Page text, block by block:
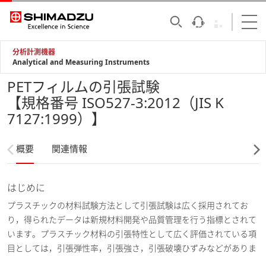
分析計測機器
Analytical and Measuring Instruments
PETフィルムの引張試験
【規格番号 ISO527-3:2012（JIS K
7127:1999）】
概要 関連情報
はじめに
プラスチックの材料試験方法として引張試験は広く採用されてお
り，得られたデータは新規材料開発や品質管理を行う指標とされて
います。プラスチック材料の引張特性として広く評価されている項
目としては，引張弾性率，引張強さ，引張破壊ひずみなどがありま